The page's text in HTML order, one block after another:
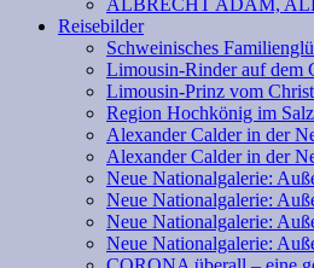
Reisebilder
Schweinisches
Limousin-Rinder auf dem
Limousin-Prinz vom
Region Hochkönig im
Alexander Calder in der
Alexander Calder in der
Neue Nationalgalerie:
Neue Nationalgalerie:
Neue Nationalgalerie:
Neue Nationalgalerie: